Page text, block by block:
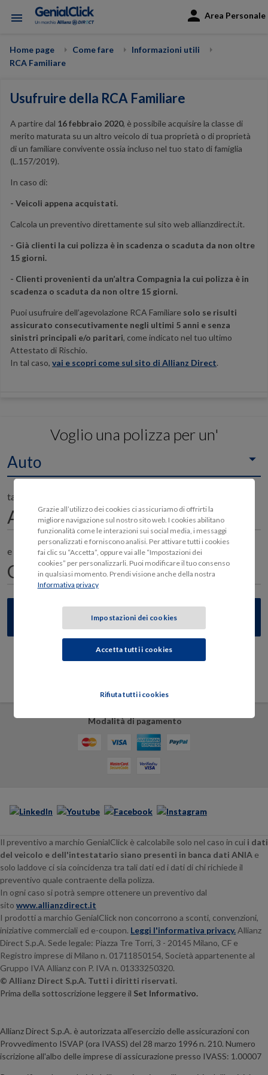
Area Personale
menu
Home page Come fare
Informazioni utili
RCA Familiare
Usufruire della RCA Familiare
A partire dal 16 febbraio 2020, è possibile acquisire la classe di
merito maturata su un altro veicolo di tua proprietà o di proprietà
di un familiare convivente ossia incluso nel tuo stato di famiglia
(L.157/2019).
In caso di:
- Veicoli appena acquistati.
Calcola un preventivo direttamente sul sito web allianzdirect.it.
- Già clienti la cui polizza è in scadenza o scaduta da non oltre
15 giorni.
- Clienti provenienti da un’altra Compagnia la cui polizza è in
scadenza o scaduta da non oltre 15 giorni.
Puoi usufruire dell’agevolazione RCA Familiare solo se risulti
assicurato consecutivamente negli ultimi 5 anni e senza
sinistri principali e/o paritari, come indicato nel tuo ultimo
Attestato di Rischio.
In tal caso, vai e scopri come sul sito di Allianz Direct.
Voglio una polizza per un'
Auto
targata
e il proprietario è nato il
Modalità di pagamento
Il preventivo a marchio GenialClick è calcolabile solo nel caso in cui i dati
del veicolo e dell'intestatario siano presenti in banca dati ANIA e
solo laddove ci sia coincidenza tra tali dati ed i dati di chi richiede il
preventivo quale contraente della polizza.
In ogni caso si potrà sempre ottenere un preventivo dal
sito www.allianzdirect.it
I prodotti a marchio GenialClick non concorrono a sconti, convenzioni,
iniziative commerciali ed e-coupon. Leggi l'informativa privacy.Allianz
Direct S.p.A. Sede legale: Piazza Tre Torri, 3 - 20145 Milano, CF e
Registro imprese di Milano n. 01711850154, Società appartenente al
Gruppo IVA Allianz con P. IVA n. 01333250320.
© Allianz Direct S.p.A. Tutti i diritti riservati.
Prima della sottoscrizione leggere il Set Informativo.
Allianz Direct S.p.A. è autorizzata all’esercizio delle assicurazioni con
Provvedimento ISVAP (ora IVASS) del 28 marzo 1996 n. 210. Numero
iscrizione all'albo delle imprese di assicurazione presso IVASS: 1.00007
Grazie all’utilizzo dei cookies ci assicuriamo di offrirti la
migliore navigazione sul nostro sito web. I cookies abilitano
funzionalità come le interazioni sui social media, i messaggi
personalizzati e forniscono analisi. Per attivare tutti i cookies
fai clic su “Accetta”, oppure vai alle “Impostazioni dei
cookies” per personalizzarli. Puoi modificare il tuo consenso
in qualsiasi momento. Prendi visione anche della nostra
Informativa privacy
Rifiuta tutti i cookies
Impostazioni dei cookies
Accetta tutti i cookies